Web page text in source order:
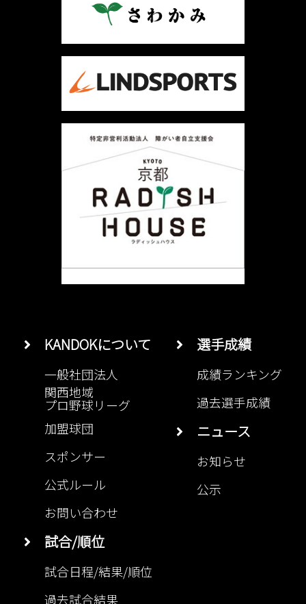
KANDOKについて
一般社団法人
関西地域
プロ野球リーグ
加盟球団
スポンサー
公式ルール
お問い合わせ
試合/順位
試合日程/結果/順位
過去試合結果
選手成績
成績ランキング
過去選手成績
ニュース
お知らせ
公示